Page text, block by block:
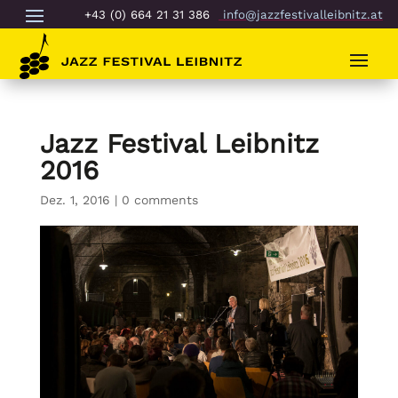
+43 (0) 664 21 31 386 info@jazzfestivalleibnitz.at
Jazz Festival Leibnitz
2016
Dez. 1, 2016 | 0 comments